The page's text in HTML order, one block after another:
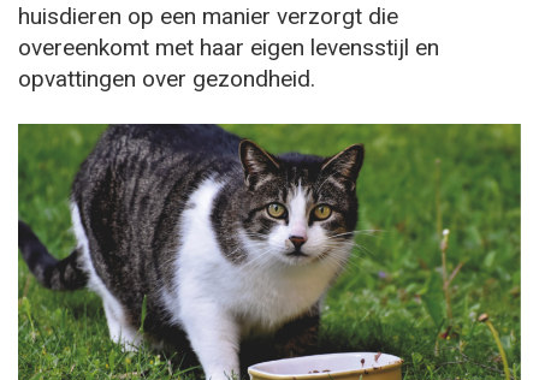
huisdieren op een manier verzorgt die
overeenkomt met haar eigen levensstijl en
opvattingen over gezondheid.